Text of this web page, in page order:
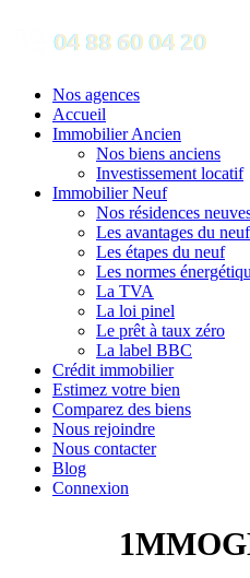
Nos agences
Accueil
Immobilier Ancien
Nos biens anciens
Investissement locatif
Immobilier Neuf
Nos résidences
Les avantages du neuf
Les étapes du neuf
Les normes
La TVA
La loi pinel
Le prêt à taux zéro
La label BBC
Crédit immobilier
Estimez votre bien
Comparez des biens
Nous rejoindre
Nous contacter
Blog
Connexion